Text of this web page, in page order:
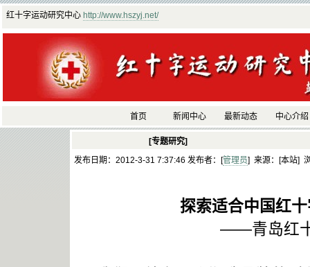
红十字运动研究中心 http://www.hszyj.net/
首页 新闻中心 最新动态 中心介绍
[专题研究]
发布日期：2012-3-31 7:37:46 发布者：[管理员] 来源：[本站]
探索适合中国红
——青岛红